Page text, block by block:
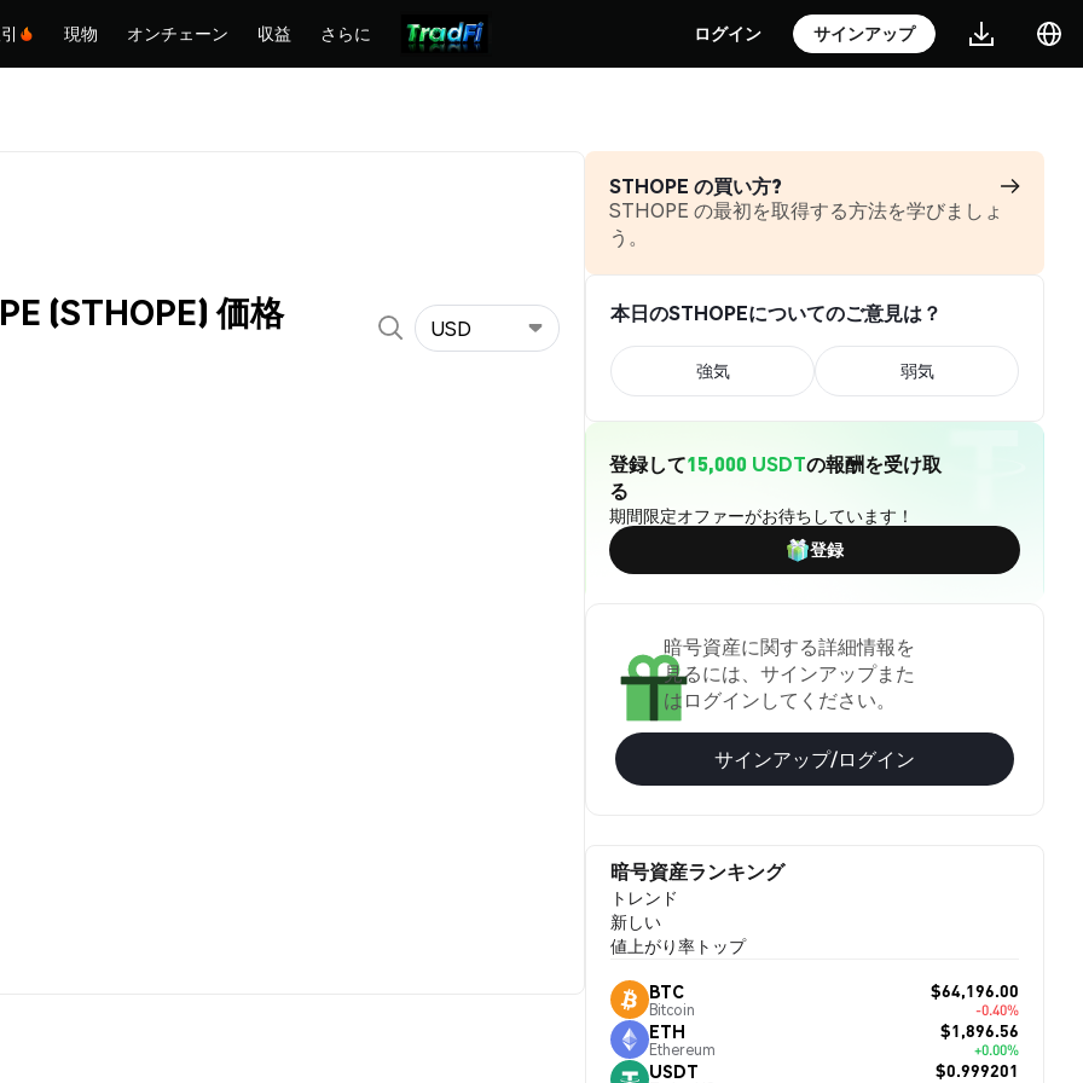
現物 オンチェーン 収益 さらに ログイン サインアップ
(STHOPE) 価格 USD
STHOPE の買い方?
STHOPE の最初を取得する方法を学びましょ
う。
本日のSTHOPEについてのご意見は？
強気 弱気
登録して15,000 USDTの報酬を受け取
る
期間限定オファーがお待ちしています！
登録
暗号資産に関する詳細情報を
見るには、サインアップまた
はログインしてください。
サインアップ/ログイン
暗号資産ランキング
トレンド
新しい
値上がり率トップ
BTC
Bitcoin
$64,196.00
-0.40%
ETH
Ethereum
$1,896.56
+0.00%
USDT $0.999201